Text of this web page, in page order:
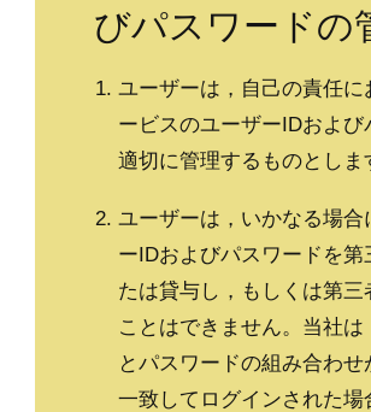
びパスワードの
ユーザーは，自己の責任に
ービスのユーザーIDおよび
適切に管理するものとしま
ユーザーは，いかなる場合
ーIDおよびパスワードを第
たは貸与し，もしくは第三
ことはできません。当社は
とパスワードの組み合わせ
一致してログインされた場